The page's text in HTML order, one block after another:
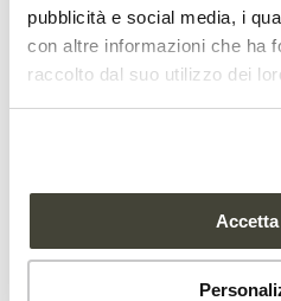
pubblicità e social media, i
con altre informazioni che ha
raccolto dal suo utilizzo dei
climatico”, affermano
raccomandaun
pilastri, ovvero
adattamento e
tecnologia specifica
applicata